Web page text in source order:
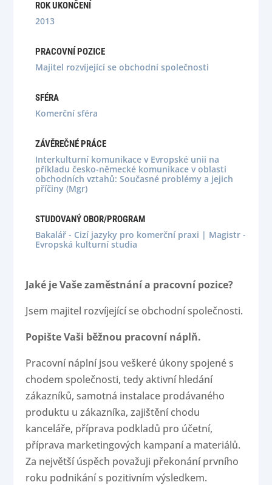
ROK UKONČENÍ
2013
PRACOVNÍ POZICE
Majitel rozvíjející se obchodní společnosti
SFÉRA
Komerční sféra
ZÁVĚREČNÉ PRÁCE
Interkulturní komunikace v Evropské unii na
příkladu česko-německé komunikace v oblasti
obchodních vztahů: Současné problémy a jejich
příčiny (Mgr)
STUDOVANÝ OBOR/PROGRAM
Bakalář - Cizí jazyky pro komerční praxi | Magistr -
Evropská kulturní studia
Jaké je Vaše zaměstnání a pracovní pozice?
Jsem majitel rozvíjející se obchodní společnosti.
Popište Vaši běžnou pracovní náplň.
Pracovní náplní jsou veškeré úkony spojené s
chodem společnosti, tedy aktivní hledání
zákazníků, samotná instalace prodávaného
produktu u zákazníka, zajištění chodu
kanceláře, příprava podkladů pro účetní,
příprava marketingových kampaní a materiálů.
Za největší úspěch považuji překonání prvního
roku podnikání s pozitivním výsledkem.